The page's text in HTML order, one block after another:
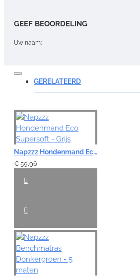
GEEF BEOORDELING
Uw naam:
Opmerking:
Note:HTML-code wordt niet vertaald!
Waardering:
Slecht
GERELATEERD
Napzzz Hondenmand Eco Supersoft - Grijs
€ 59,96